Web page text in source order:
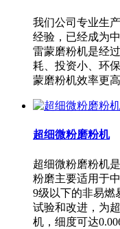
我们公司专业生
经验，已经成为
雷蒙磨粉机是经
耗、投资小、环
蒙磨粉机效率更高
超细微粉磨粉机
超细微粉磨粉机
粉磨主要适用于
9级以下的非易燃
试验和改进，为
机，细度可达